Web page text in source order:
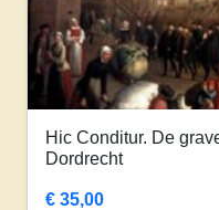
Hic Conditur. De
Dordrecht
€ 35,00